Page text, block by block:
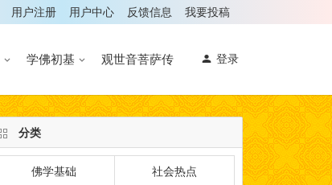
用户注册 用户中心 反馈信息 我要投稿
登录
学佛初基 观世音菩萨传
分类
佛学基础 社会热点